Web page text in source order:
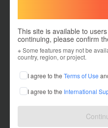
This site is available to
continuing, please confirm
※ Some features may not be
country, region, or project.
I agree to the Terms of Use
I agree to the International
これまでに1件のプロジェクト
在住国：未設定
出身国：未設定